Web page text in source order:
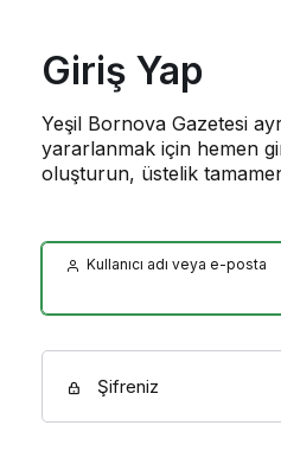
Giriş Yap
Yeşil Bornova Gazetesi
yararlanmak için hemen
oluşturun, üstelik
Kullanıcı adı veya e-posta
Şifreniz